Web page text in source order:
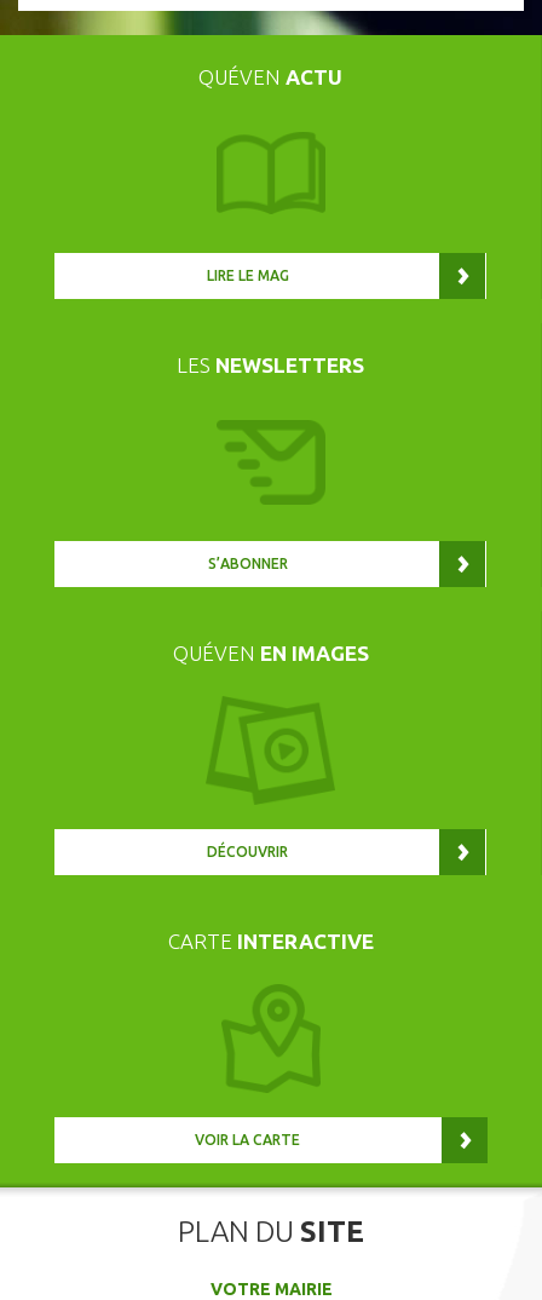
QUÉVEN ACTU
LIRE LE MAG
LES NEWSLETTERS
S’ABONNER
QUÉVEN EN IMAGES
DÉCOUVRIR
CARTE INTERACTIVE
VOIR LA CARTE
PLAN DU SITE
VOTRE MAIRIE